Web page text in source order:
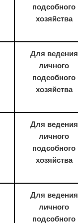
подсобного
хозяйства
Для ведения
личного
подсобного
хозяйства
Для ведения
личного
подсобного
хозяйства
Для ведения
личного
подсобного